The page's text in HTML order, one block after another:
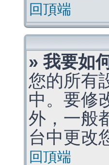
回頂端
» 我要如
您的所有
中。要修
外，一般
台中更改
回頂端